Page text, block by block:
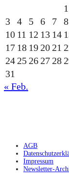
1
3
4 5 6 7 8
10 11 12 13 14
17 18 192021
2425262728
31
« Feb.
AGB
Impressum
Newsletter-